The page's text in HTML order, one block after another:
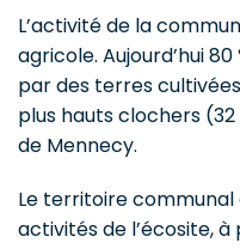
L’activité de la
agricole. Aujourd’hui
par des terres
plus hauts clochers
de Mennecy.
Le territoire
activités de l’écosite,